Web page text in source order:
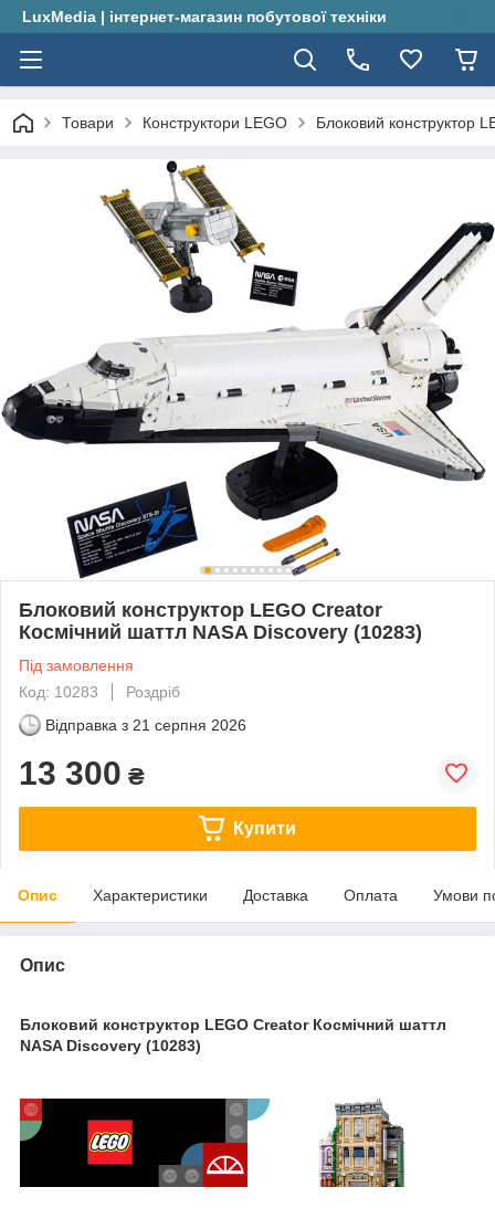
LuxMedia | інтернет-магазин побутової техніки
Товари Конструктори LEGO Блоковий конструктор
Блоковий конструктор LEGO Creator
Космічний шаттл NASA Discovery (10283)
Під замовлення
Код: 10283
Роздріб
Відправка з 21 серпня 2026
13 300 ₴
Купити
Опис Характеристики Доставка Оплата Умови
Опис
Блоковий конструктор LEGO Creator Космічний шаттл
NASA Discovery (10283)